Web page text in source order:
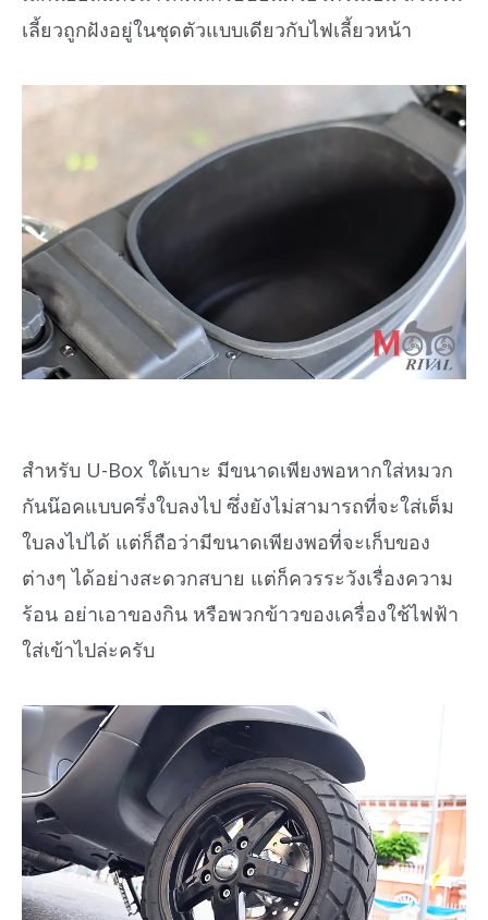
เลี้ยวถูกฝังอยู่ในชุดตัวแบบเดียวกับไฟเลี้ยวหน้า
สำหรับ U-Box ใต้เบาะ มีขนาดเพียงพอหากใส่หมวก
กันน๊อคแบบครึ่งใบลงไป ซึ่งยังไม่สามารถที่จะใส่เต็ม
ใบลงไปได้ แต่ก็ถือว่ามีขนาดเพียงพอที่จะเก็บของ
ต่างๆ ได้อย่างสะดวกสบาย แต่ก็ควรระวังเรื่องความ
ร้อน อย่าเอาของกิน หรือพวกข้าวของเครื่องใช้ไฟฟ้า
ใส่เข้าไปล่ะครับ